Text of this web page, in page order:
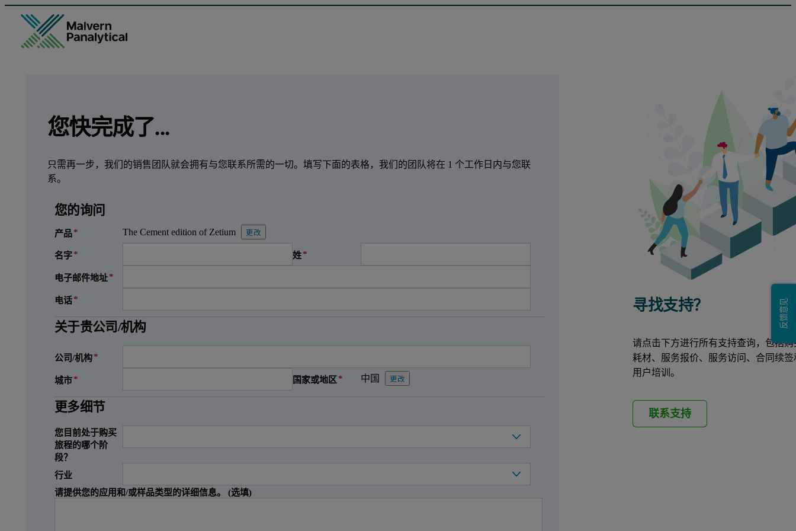
您快完成了...
只需再一步，我们的销售团队就会拥有与您联系所需的一切。填写下面的表格，我们的团队将在 1 个工作日内与您联
系。
您的询问
产品 The Cement edition of Zetium 更改
名字 姓
电子邮件地址
电话
关于贵公司/机构
公司/机构
城市 国家或地区 中国 更改
状态
邮政编码
省份
州（印度）
州（巴西）
州（墨西哥）
县
地区/部门
省
省
州/地区
更多细节
您目前处于购买
旅程的哪个阶
段？
行业
请提供您的应用和/或样品类型的详细信息。 (选填)
寻找支持？
请点击下方进行所有支持查询，包括购
耗材、服务报价、服务访问、合同续签
用户培训。
联系支持
反馈意见